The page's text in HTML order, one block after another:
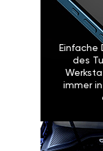
Einfache
des
immer